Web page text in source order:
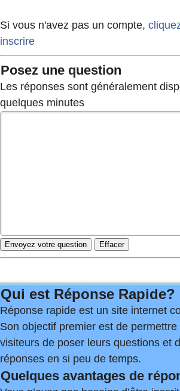
Si vous n'avez pas un compte,
inscrire
Posez une question
Les réponses sont généralement
quelques minutes
Qui est Réponse Rapide?
Réponse rapide est un site internet
Son objectif premier est de
visiteurs de poser leurs questions et
réponses en si peu de temps.
Quelques avantages de